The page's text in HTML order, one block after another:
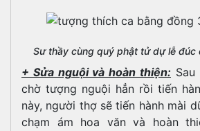
Sư thầy cùng quý phật tử dự lễ đúc
+ Sửa nguội và hoàn thiện:
chờ tượng nguội hẳn rồi tiến
này, người thợ sẽ tiến hành mài
chạm ám hoa văn và hoàn